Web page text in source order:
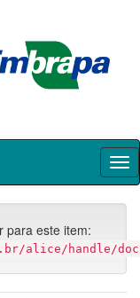
para este item:
alice/handle/doc/